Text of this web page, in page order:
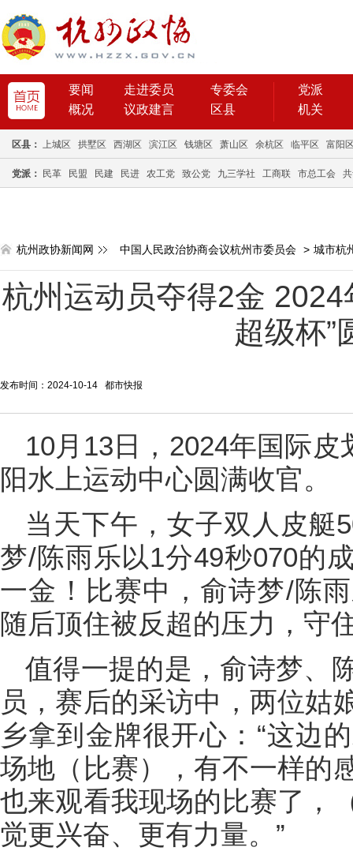
要闻 走进委员
专委会
概况
议政建言 区县
党派
机关
区县： 上城区 拱墅区 西湖区 滨江区 钱塘区 萧山区 余杭区 临平区 富阳
党派： 民革 民盟 民建 民进 农工党 致公党 九三学社 工商联 市总工会
杭州政协新闻网 中国人民政治协商会议杭州市委员会 > 城市杭
杭州运动员夺得2金
超级杯”
发布时间：2024-10-14 都市快报
10月13日，2024年国际皮
阳水上运动中心圆满收官。
当天下午，女子双人皮艇
梦/陈雨乐以1分49秒070的
一金！比赛中，俞诗梦/陈
随后顶住被反超的压力，守
值得一提的是，俞诗梦、
员，赛后的采访中，两位姑
乡拿到金牌很开心：“这边
场地（比赛），有不一样的
也来观看我现场的比赛了，
觉更兴奋、更有力量。”